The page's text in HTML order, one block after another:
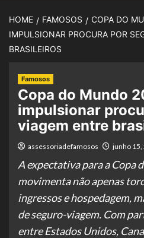
HOME FAMOSOS
COPA DO
IMPULSIONAR PROCURA POR
BRASILEIROS
Famosos
Copa do Mundo
impulsionar
viagem entre
assessoriadefamosos junho 15,
A expectativa para a Copa
movimenta não apenas
ingressos e hospedagem,
de seguro-viagem. Com
entre Estados Unidos,